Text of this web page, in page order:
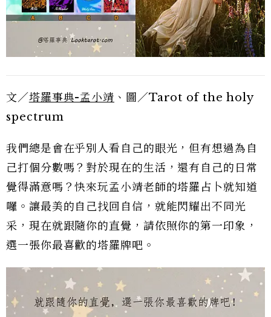
文／塔羅事典-孟小靖 、圖／Tarot of the holy
spectrum
我們總是會在乎別人看自己的眼光，但有想過為自
己打個分數嗎？對於現在的生活，還有自己的日常
覺得滿意嗎？快來玩孟小靖老師的塔羅占卜就知道
囉。讓最美的自己找回自信，就能閃耀出不同光
采，現在就跟隨你的直覺，請依照你的第一印象，
選一張你最喜歡的塔羅牌吧。